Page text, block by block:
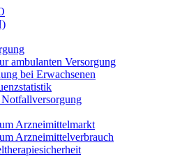
ambulanten Versorgung
bei Erwachsenen
Arzneimittelmarkt
Arzneimittelverbrauch